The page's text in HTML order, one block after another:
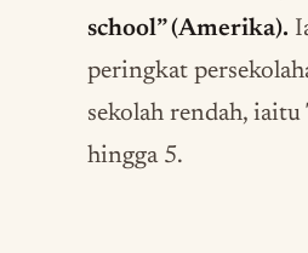
school” (Amerika).
peringkat
sekolah rendah,
hingga 5.